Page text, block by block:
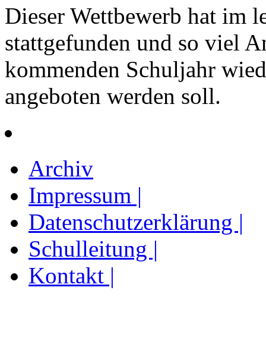
Dieser Wettbewerb hat im
stattgefunden und so viel
kommenden Schuljahr
angeboten werden soll.
Archiv
Impressum |
Datenschutzerklärung |
Schulleitung |
Kontakt |